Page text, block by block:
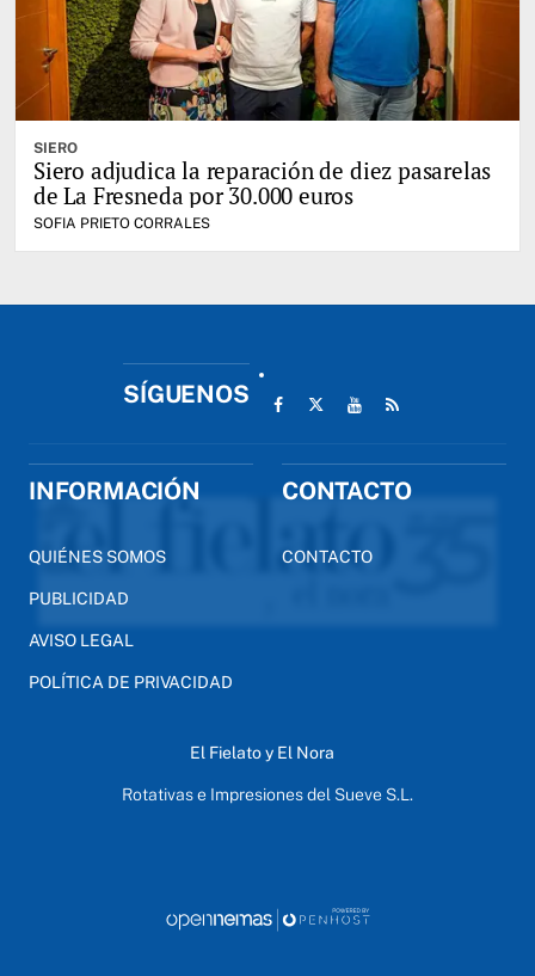
SIERO
Siero adjudica la reparación de diez pasarelas
de La Fresneda por 30.000 euros
SOFIA PRIETO CORRALES
SÍGUENOS
INFORMACIÓN
QUIÉNES SOMOS
PUBLICIDAD
AVISO LEGAL
POLÍTICA DE PRIVACIDAD
CONTACTO
CONTACTO
El Fielato y El Nora
Rotativas e Impresiones del Sueve S.L.